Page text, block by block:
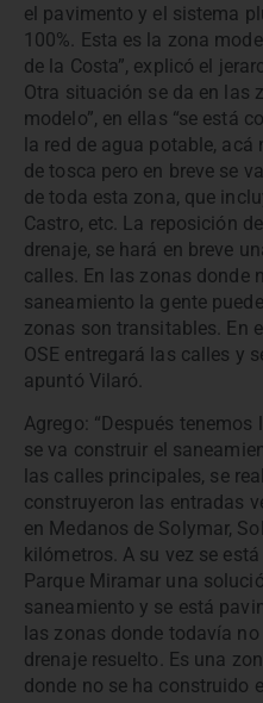
el pavimento y el sistema
100%. Esta es la zona
de la Costa”, explicó el
Otra situación se da en las
modelo”, en ellas “se está
la red de agua potable,
de tosca pero en breve se
de toda esta zona, que
Castro, etc. La reposición
drenaje, se hará en breve
calles. En las zonas donde
saneamiento la gente
zonas son transitables. En
OSE entregará las calles y
apuntó Vilaró.
Agrego: “Después
se va construir el
las calles principales, se
construyeron las entradas
en Medanos de Solymar,
kilómetros. A su vez se
Parque Miramar una
saneamiento y se está
las zonas donde todavía
drenaje resuelto. Es una
donde no se ha construido